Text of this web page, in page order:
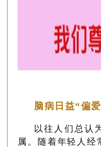
脑病日益“偏
以往人们总认
属。随着年轻人经